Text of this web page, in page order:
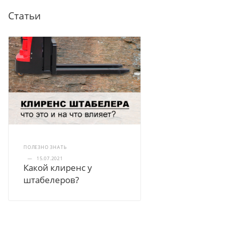
Статьи
ПОЛЕЗНО ЗНАТЬ
—
15.07.2021
Какой клиренс у
штабелеров?